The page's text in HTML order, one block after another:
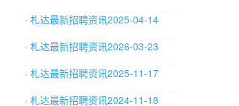
· 札达最新招聘资讯2025-04-14
· 札达最新招聘资讯2026-03-23
· 札达最新招聘资讯2025-11-17
· 札达最新招聘资讯2024-11-18